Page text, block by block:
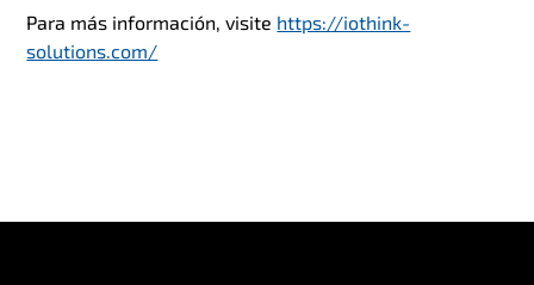
Para más información, visite https://iothink-
solutions.com/